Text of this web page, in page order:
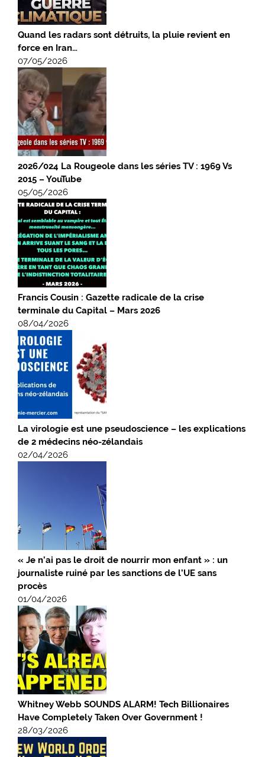
Quand les radars sont détruits, la pluie revient en
force en Iran…
07/05/2026
2026/024 La Rougeole dans les séries TV : 1969 Vs
2015 – YouTube
05/05/2026
Francis Cousin : Gazette radicale de la crise
terminale du Capital – Mars 2026
08/04/2026
La virologie est une pseudoscience – les explications
de 2 médecins néo-zélandais
02/04/2026
« Je n’ai pas le droit de nourrir mon enfant » : un
journaliste ruiné par les sanctions de l’UE sans
procès
01/04/2026
Whitney Webb SOUNDS ALARM! Tech Billionaires
Have Completely Taken Over Government !
28/03/2026